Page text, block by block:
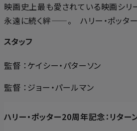
映画史上最も愛されている映画シリ
永遠に続く絆——。 ハリー・ポッタ
スタッフ
監督 ：ケイシー・パターソン
監督 ：ジョー・パールマン
ハリー・ポッター20周年記念：リター